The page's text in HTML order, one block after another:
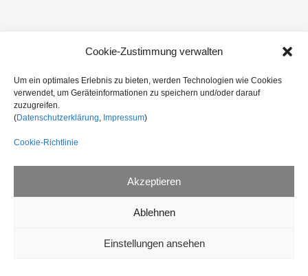
Cookie-Zustimmung verwalten
Um ein optimales Erlebnis zu bieten, werden Technologien wie Cookies
verwendet, um Geräteinformationen zu speichern und/oder darauf
zuzugreifen.
(Datenschutzerklärung, Impressum)
Cookie-Richtlinie
Akzeptieren
Ablehnen
Einstellungen ansehen